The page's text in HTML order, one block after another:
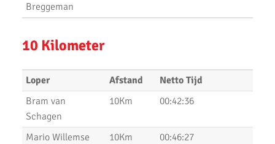
Uitslagen Weekend 17 Januari 2020
Kerstloop 2019
Uitslagen Weekend 15 December 2019
Pepernoten Run 2019
Breggeman
10 Kilometer
Loper Afstand
Netto Tijd
Bram van
Schagen
10Km 00:42:36
Mario Willemse 10Km
00:46:27